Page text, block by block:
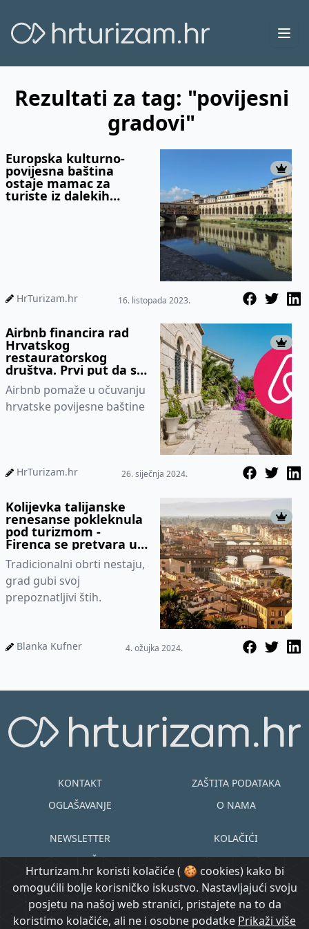
Rezultati za tag: "povijesni
gradovi"
Europska kulturno-
povijesna baština
ostaje mamac za
turiste iz dalekih
HrTurizam.hr 16. listopada 2023.
Airbnb financira rad
Hrvatskog
restauratorskog
društva. Prvi put da se
obratio našem tržištu
direktno
Airbnb pomaže u očuvanju
hrvatske povijesne baštine
HrTurizam.hr 26. siječnja 2024.
Kolijevka talijanske
renesanse pokleknula
pod turizmom -
Firenca se pretvara u
ogroman restoran
Tradicionalni obrti nestaju,
grad gubi svoj
prepoznatljivi štih.
Blanka Kufner 4. ožujka 2024.
Hrturizam.hr koristi kolačiće ( 🍪 cookies) kako bi
omogućili bolje korisničko iskustvo. Nastavljajući svoju
posjetu na našoj web stranici, pristajete na to da
koristimo kolačiće, ali ne i osobne podatke Prikaži više
KONTAKT
OGLAŠAVANJE
ZAŠTITA PODATAKA
O NAMA
NEWSLETTER
UVJETI KORIŠTENJA
KOLAČIĆI
EN HR
© Copyright
2015.-2026.
@ Created by
Morgan Code
Prijavi se